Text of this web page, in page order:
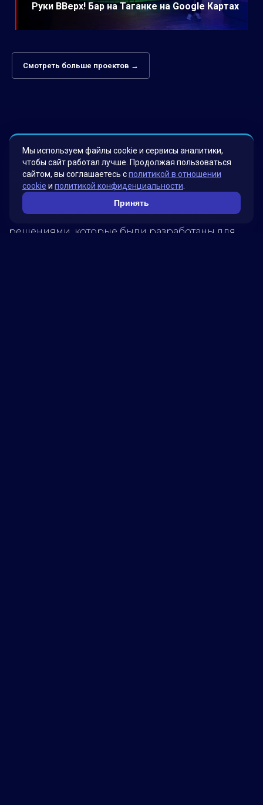
Руки ВВерх! Бар на Таганке на Google Картах
Смотреть больше проектов →
Факты о нас
Мы гордимся своими инновационными
решениями, которые были разработаны для
Мы используем файлы cookie и сервисы аналитики,
чтобы сайт работал лучше. Продолжая пользоваться
сайтом, вы соглашаетесь сполитикой в отношении
cookie и политикой конфиденциальности
Принять